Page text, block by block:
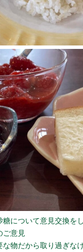
について意見交換をし
ご意見
物だから取り過ぎなけ